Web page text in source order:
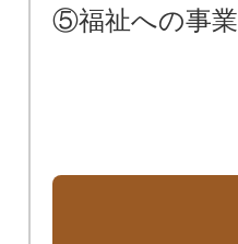
⑤福祉への事業